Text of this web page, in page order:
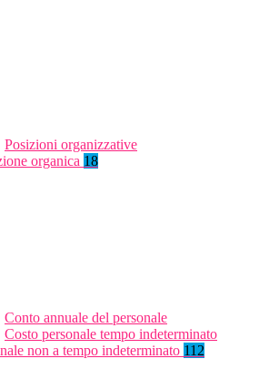
Posizioni organizzative
organica 18
Conto annuale del personale
Costo personale tempo indeterminato
non a tempo indeterminato 112